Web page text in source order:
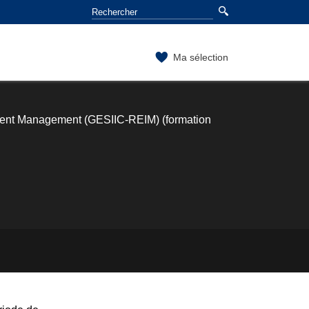
Ma sélection
Management (GESIIC-REIM) (formation